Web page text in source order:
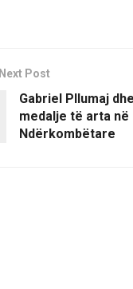
Next Post
Gabriel Pllumaj
medalje të arta
Ndërkombëtare